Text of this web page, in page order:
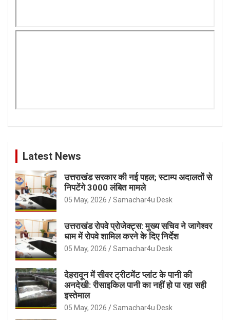
Latest News
उत्तराखंड सरकार की नई पहल; स्टाम्प अदालतों से
निपटेंगे 3000 लंबित मामले
05 May, 2026 Samachar4u Desk
उत्तराखंड रोपवे प्रोजेक्ट्स: मुख्य सचिव ने जागेश्वर
धाम में रोपवे शामिल करने के दिए निर्देश
05 May, 2026 Samachar4u Desk
देहरादून में सीवर ट्रीटमेंट प्लांट के पानी की
अनदेखी: रीसाइकिल पानी का नहीं हो पा रहा सही
इस्तेमाल
05 May, 2026 Samachar4u Desk